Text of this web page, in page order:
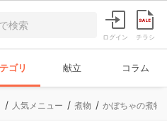
ログイン チラシ
ゴリ 献立 コラム
人気メニュー 煮物 かぼちゃの煮物